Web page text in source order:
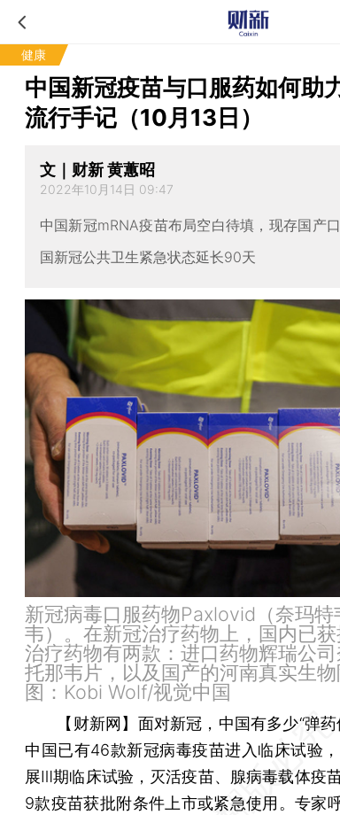
健康
中国新冠疫苗与口服药如何助
流行手记（10月13日）
文｜财新 黄蕙昭
2022年10月14日 09:47
中国新冠mRNA疫苗布局空白待填，现存国产
国新冠公共卫生紧急状态延长90天
新冠病毒口服药物Paxlovid（奈玛特
韦）。在新冠治疗药物上，国内已
治疗药物有两款：进口药物辉瑞公
托那韦片，以及国产的河南真实生物
图：Kobi Wolf/视觉中国
【财新网】 面对新冠，中国有多少“弹药
中国已有46款新冠病毒疫苗进入临床试验
展Ⅲ期临床试验，灭活疫苗、腺病毒载体疫
9款疫苗获批附条件上市或紧急使用。专家